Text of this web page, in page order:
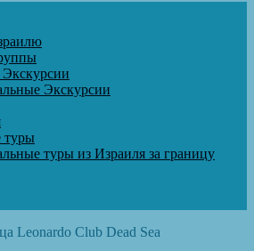
Экскурсии
туры
туры из Израиля за границу
Leonardo Club Dead Sea